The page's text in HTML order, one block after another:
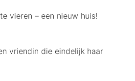
vieren – een nieuw huis!
vriendin die eindelijk haar